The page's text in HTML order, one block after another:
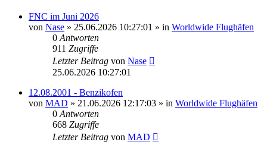
FNC im Juni 2026
von Nase » 25.06.2026 10:27:01 » in Worldwide Flughäfen
0 Antworten
911 Zugriffe
Letzter Beitrag von Nase
25.06.2026 10:27:01
12.08.2001 - Benzikofen
von MAD » 21.06.2026 12:17:03 » in Worldwide Flughäfen
0 Antworten
668 Zugriffe
Letzter Beitrag von MAD